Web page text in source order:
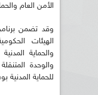
الأمن العام
وقد تضمن
الهيئات
والحماية
والوحدة
للحماية